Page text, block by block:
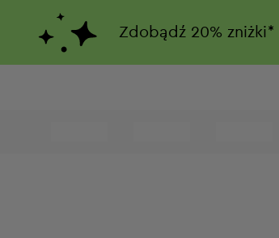
Zdobądź 20% zniżki*